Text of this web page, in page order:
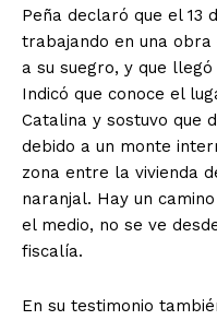
Peña declaró que el 13
trabajando en una obra
a su suegro, y que
Indicó que conoce el
Catalina y sostuvo que
debido a un monte
zona entre la vivienda
naranjal. Hay un
el medio, no se ve
fiscalía.
En su testimonio